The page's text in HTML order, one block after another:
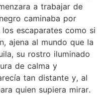
a trabajar de
caminaba por
escaparates como si
ajena al mundo que la
su rostro iluminado
de calma y
tan distante y, al
quien supiera mirar.